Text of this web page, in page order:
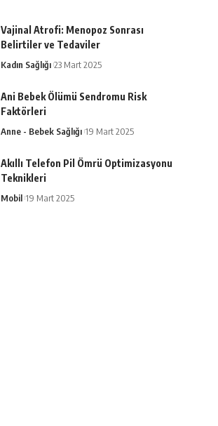
Vajinal Atrofi: Menopoz Sonrası
Belirtiler ve Tedaviler
Kadın Sağlığı 23 Mart 2025
Ani Bebek Ölümü Sendromu Risk
Faktörleri
Anne - Bebek Sağlığı 19 Mart 2025
Akıllı Telefon Pil Ömrü Optimizasyonu
Teknikleri
Mobil 19 Mart 2025